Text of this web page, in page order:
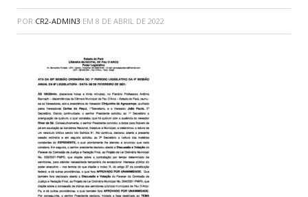
POR CR2-ADMIN3 EM 8 DE ABRIL DE 2022